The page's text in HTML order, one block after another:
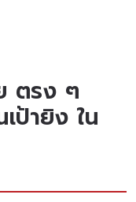
ตรง ๆ
ป้ายิง ใน